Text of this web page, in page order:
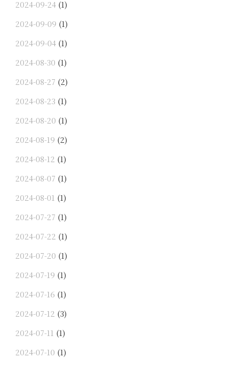
2024-09-24 (1)
2024-09-09 (1)
2024-09-04 (1)
2024-08-30 (1)
2024-08-27 (2)
2024-08-23 (1)
2024-08-20 (1)
2024-08-19 (2)
2024-08-12 (1)
2024-08-07 (1)
2024-08-01 (1)
2024-07-27 (1)
2024-07-22 (1)
2024-07-20 (1)
2024-07-19 (1)
2024-07-16 (1)
2024-07-12 (3)
2024-07-11 (1)
2024-07-10 (1)